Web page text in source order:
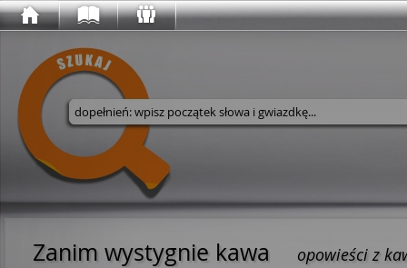
Wyszukaj w serwisie
Zanim wystygnie kawa opowieści z